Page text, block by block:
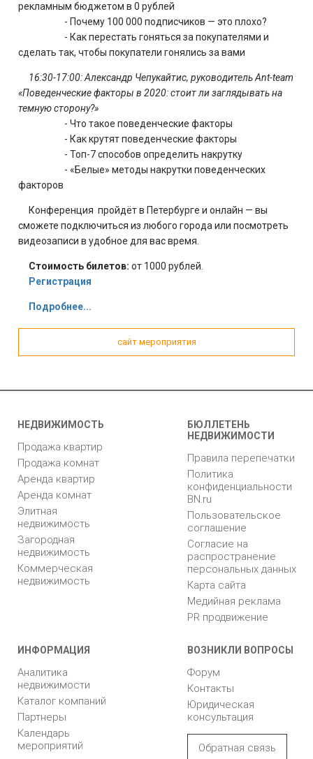
рекламным бюджетом в 0 рублей
- Почему 100 000 подписчиков — это плохо?
- Как перестать гоняться за покупателями и
сделать так, чтобы покупатели гонялись за вами
16:30-17:00: Александр Чепукайтис, руководитель Ant-team
«Поведенческие факторы в 2020: стоит ли заглядывать на
темную сторону?»
- Что такое поведенческие факторы
- Как крутят поведенческие факторы
- Топ-7 способов определить накрутку
- «Белые» методы накрутки поведенческих
факторов
Конференция пройдёт в Петербурге и онлайн — вы
сможете подключиться из любого города или посмотреть
видеозаписи в удобное для вас время.
Стоимость билетов: от 1000 рублей.
Регистрация
Подробнее...
сайт мероприятия
НЕДВИЖИМОСТЬ
Продажа квартир
Продажа комнат
Аренда квартир
Аренда комнат
Элитная
недвижимость
Загородная
недвижимость
Коммерческая
недвижимость
БЮЛЛЕТЕНЬ
НЕДВИЖИМОСТИ
Правила перепечатки
Политика
конфиденциальности
BN.ru
Пользовательское
соглашение
Согласие на
распространение
персональных данных
Карта сайта
Медийная реклама
PR продвижение
ИНФОРМАЦИЯ
Аналитика
недвижимости
Каталог компаний
Партнеры
Календарь
мероприятий
ВОЗНИКЛИ ВОПРОСЫ
Форум
Контакты
Юридическая
консультация
Обратная связь